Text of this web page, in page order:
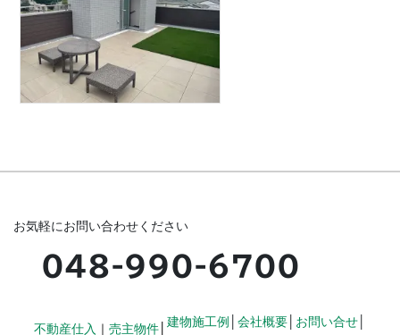
お気軽にお問い合わせください
048-990-6700
不動産仕入 ｜ 売主物件
建物施工例 会社概要 お問い合せ